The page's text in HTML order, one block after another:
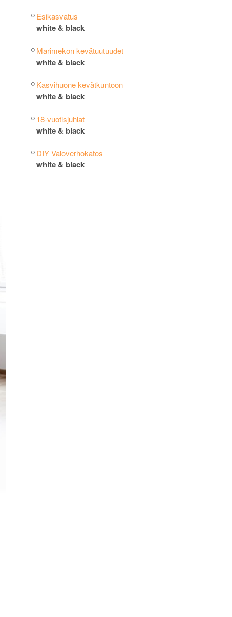
Esikasvatus
white & black
Marimekon kevätuutuudet
white & black
Kasvihuone kevätkuntoon
white & black
18-vuotisjuhlat
white & black
DIY Valoverhokatos
white & black